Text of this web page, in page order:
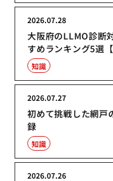
大阪府のLLMO診断
すめランキング5選
2026.07.28
知識
初めて挑戦した網戸
録
2026.07.27
知識
2026.07.26